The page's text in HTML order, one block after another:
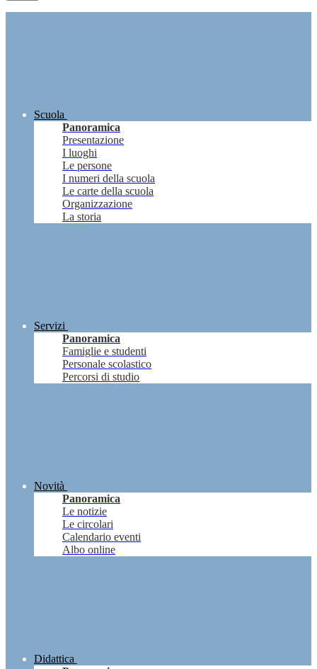
Scuola
Panoramica
Presentazione
I luoghi
Le persone
I numeri della scuola
Le carte della scuola
Organizzazione
La storia
Servizi
Panoramica
Famiglie e studenti
Personale scolastico
Percorsi di studio
Novità
Panoramica
Le notizie
Le circolari
Calendario eventi
Albo online
Didattica